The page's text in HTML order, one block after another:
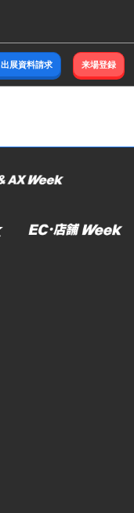
出展資料請求 来場登録